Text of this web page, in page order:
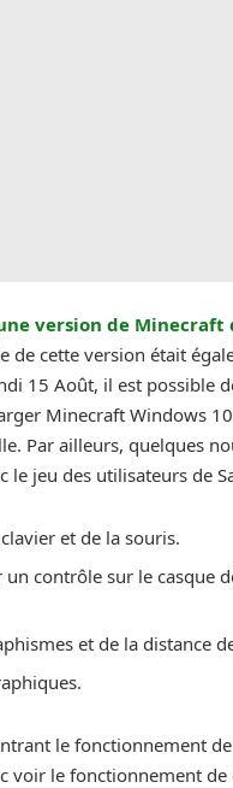
version de
de cette version était
15 Août, il est possible
Minecraft Windows
Par ailleurs, quelques
jeu des utilisateurs de
et de la souris.
un contrôle sur le
et de la distance
le fonctionnement
voir le fonctionnement